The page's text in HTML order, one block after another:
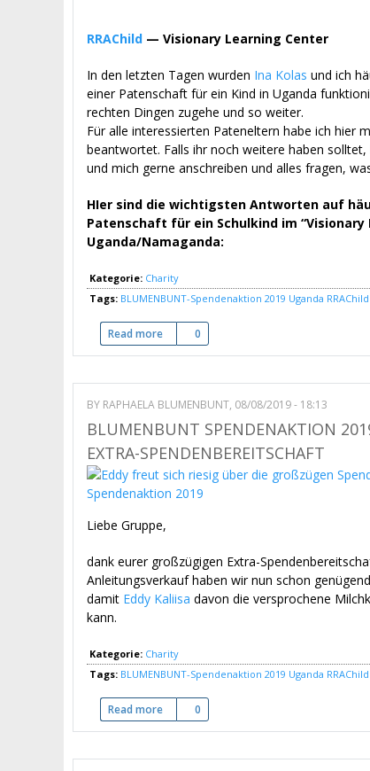
RRAChild — Visionary Learning Center
In den letzten Tagen wurden Ina Kolas und ich
einer Patenschaft für ein Kind in Uganda
rechten Dingen zugehe und so weiter.
Für alle interessierten Pateneltern habe ich hier
beantwortet. Falls ihr noch weitere haben
und mich gerne anschreiben und alles fragen,
HIer sind die wichtigsten Antworten auf
Patenschaft für ein Schulkind im “Visionary
Uganda/Namaganda:
Kategorie: Charity
Tags: BLUMENBUNT-Spendenaktion 2019 Uganda RRAChild
Read more about Patenschaft für ein Schulkind in
0
BY RAPHAELA BLUMENBUNT, 08/08/2019 - 18:13
BLUMENBUNT SPENDENAKTION 2019
XTRA-SPENDENBEREITSCHAFT
Liebe Gruppe,
dank eurer großzügigen Extra-
Anleitungsverkauf haben wir nun schon
damit Eddy Kaliisa davon die versprochene
kann.
Kategorie: Charity
Tags: BLUMENBUNT-Spendenaktion 2019 Uganda RRAChild
Read more about BLUMENBUNT Spendenaktion
0